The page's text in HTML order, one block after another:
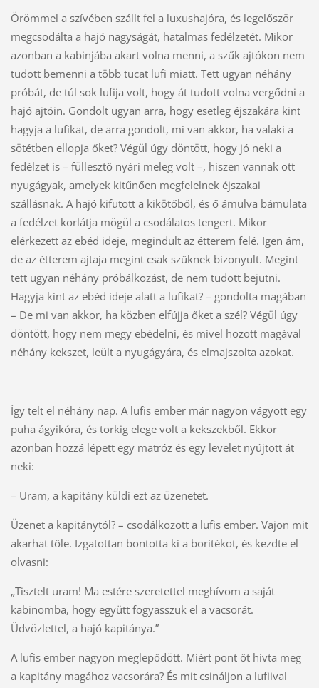
Örömmel a szívében szállt fel a luxushajóra, és legelőször
megcsodálta a hajó nagyságát, hatalmas fedélzetét. Mikor
azonban a kabinjába akart volna menni, a szűk ajtókon nem
tudott bemenni a több tucat lufi miatt. Tett ugyan néhány
próbát, de túl sok lufija volt, hogy át tudott volna vergődni a
hajó ajtóin. Gondolt ugyan arra, hogy esetleg éjszakára kint
hagyja a lufikat, de arra gondolt, mi van akkor, ha valaki a
sötétben ellopja őket? Végül úgy döntött, hogy jó neki a
fedélzet is – füllesztő nyári meleg volt –, hiszen vannak ott
nyugágyak, amelyek kitűnően megfelelnek éjszakai
szállásnak. A hajó kifutott a kikötőből, és ő ámulva bámulata
a fedélzet korlátja mögül a csodálatos tengert. Mikor
elérkezett az ebéd ideje, megindult az étterem felé. Igen ám,
de az étterem ajtaja megint csak szűknek bizonyult. Megint
tett ugyan néhány próbálkozást, de nem tudott bejutni.
Hagyja kint az ebéd ideje alatt a lufikat? – gondolta magában
– De mi van akkor, ha közben elfújja őket a szél? Végül úgy
döntött, hogy nem megy ebédelni, és mivel hozott magával
néhány kekszet, leült a nyugágyára, és elmajszolta azokat.
Így telt el néhány nap. A lufis ember már nagyon vágyott egy
puha ágyikóra, és torkig elege volt a kekszekből. Ekkor
azonban hozzá lépett egy matróz és egy levelet nyújtott át
neki:
– Uram, a kapitány küldi ezt az üzenetet.
Üzenet a kapitánytól? – csodálkozott a lufis ember. Vajon mit
akarhat tőle. Izgatottan bontotta ki a borítékot, és kezdte el
olvasni:
„Tisztelt uram! Ma estére szeretettel meghívom a saját
kabinomba, hogy együtt fogyasszuk el a vacsorát.
Üdvözlettel, a hajó kapitánya.”
A lufis ember nagyon meglepődött. Miért pont őt hívta meg
a kapitány magához vacsorára? És mit csináljon a lufiival